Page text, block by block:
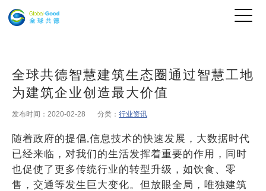
全球共德智慧建筑生态圈通过智慧工地
为建筑企业创造最大价值
发布时间：2020-02-28 分类： 行业资讯
随着政府的提倡,信息技术的快速发展，大数据时代
已经来临，对我们的生活发挥着重要的作用，同时
也促使了更多传统行业的转型升级，如饮食、零
售，交通等发生巨大变化。但放眼全局，唯独建筑